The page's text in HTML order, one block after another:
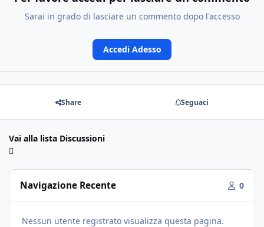
Sarai in grado di lasciare un commento dopo l'accesso
Accedi Adesso
Share Seguaci
Vai alla lista Discussioni
Navigazione Recente 0
Nessun utente registrato visualizza questa pagina.